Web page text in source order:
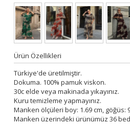
Ürün Özellikleri
Türkiye'de üretilmiştir.
Dokuma. 100% pamuk viskon.
30c elde veya makinada yıkayınız.
Kuru temizleme yapmayınız.
Manken ölçüleri boy: 1.69 cm, göğüs:
Manken üzerindeki ürünümüz 36